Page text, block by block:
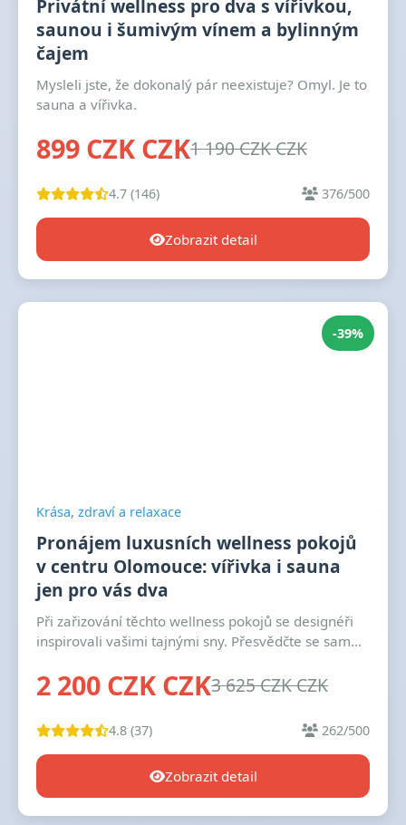
Privátní wellness pro dva s vířivkou,
saunou i šumivým vínem a bylinným
čajem
Mysleli jste, že dokonalý pár neexistuje? Omyl. Je to
sauna a vířivka.
899 CZK CZK1 190 CZK CZK
4.7 (146) 376/500
Zobrazit detail
-39%
Krása, zdraví a relaxace
Pronájem luxusních wellness pokojů
v centru Olomouce: vířivka i sauna
jen pro vás dva
Při zařizování těchto wellness pokojů se designéři
inspirovali vašimi tajnými sny. Přesvědčte se sam...
2 200 CZK CZK3 625 CZK CZK
4.8 (37) 262/500
Zobrazit detail